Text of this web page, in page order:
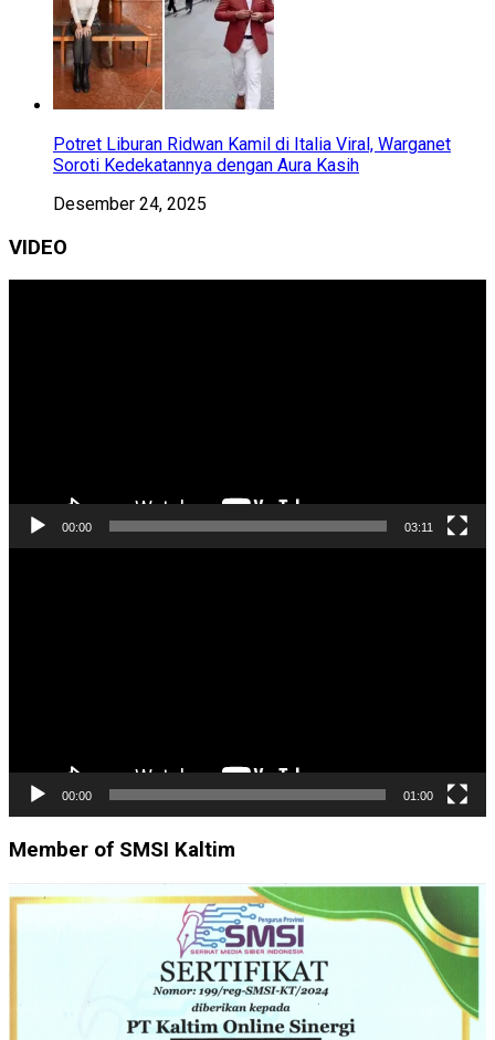
Potret Liburan Ridwan Kamil di Italia Viral, Warganet
Soroti Kedekatannya dengan Aura Kasih
Desember 24, 2025
VIDEO
00:00 03:11
00:00 01:00
Member of SMSI Kaltim